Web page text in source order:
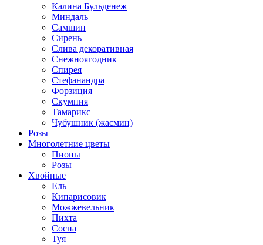
Калина Бульденеж
Миндаль
Самшин
Сирень
Слива декоративная
Снежноягодник
Спирея
Стефанандра
Форзиция
Скумпия
Тамарикс
Чубушник (жасмин)
Розы
Многолетние цветы
Пионы
Розы
Хвойные
Ель
Кипарисовик
Можжевельник
Пихта
Сосна
Туя